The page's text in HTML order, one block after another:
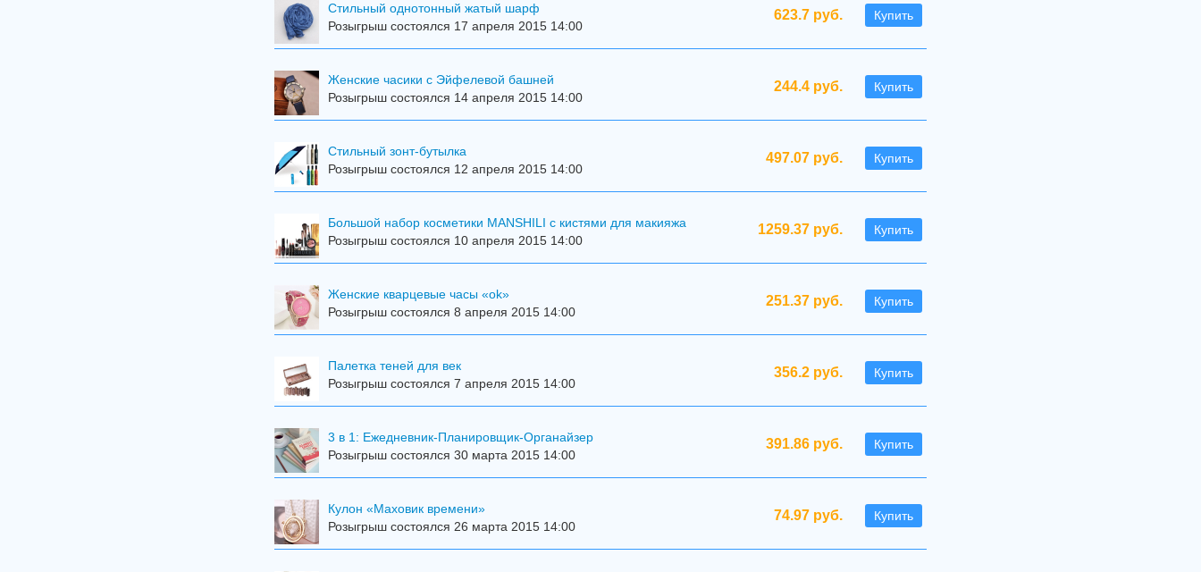
623.7 руб. Купить
Стильный однотонный жатый шарф
Розыгрыш состоялся 17 апреля 2015 14:00
244.4 руб. Купить
Женские часики с Эйфелевой башней
Розыгрыш состоялся 14 апреля 2015 14:00
497.07 руб. Купить
Стильный зонт-бутылка
Розыгрыш состоялся 12 апреля 2015 14:00
1259.37 руб. Купить
Большой набор косметики MANSHILI с кистями для макияжа
Розыгрыш состоялся 10 апреля 2015 14:00
251.37 руб. Купить
Женские кварцевые часы «ok»
Розыгрыш состоялся 8 апреля 2015 14:00
356.2 руб. Купить
Палетка теней для век
Розыгрыш состоялся 7 апреля 2015 14:00
391.86 руб. Купить
3 в 1: Ежедневник-Планировщик-Органайзер
Розыгрыш состоялся 30 марта 2015 14:00
74.97 руб. Купить
Кулон «Маховик времени»
Розыгрыш состоялся 26 марта 2015 14:00